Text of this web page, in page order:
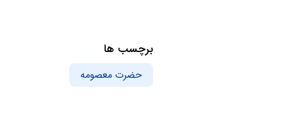
برچسب ها
حضرت معصومه